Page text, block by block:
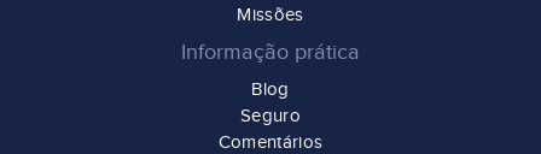
Missões
Informação prática
Blog
Seguro
Comentários